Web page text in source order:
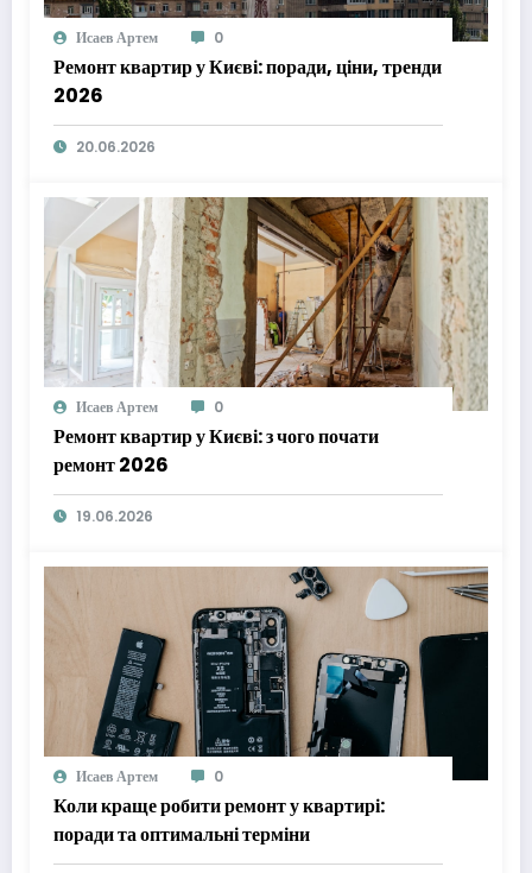
Исаев Артем 0
Ремонт квартир у Києві: поради, ціни, тренди
2026
20.06.2026
Исаев Артем 0
Ремонт квартир у Києві: з чого почати
ремонт 2026
19.06.2026
Исаев Артем 0
Коли краще робити ремонт у квартирі:
поради та оптимальні терміни